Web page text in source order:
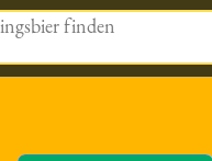
Magazin